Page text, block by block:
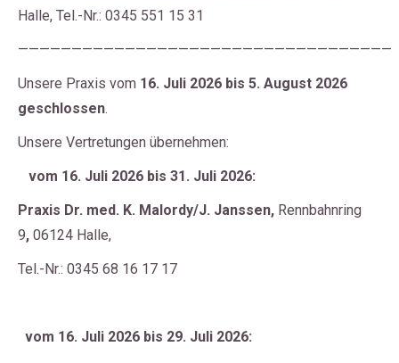
Halle, Tel.-Nr.: 0345 551 15 31
———————————————————————————————————
Unsere Praxis vom 16. Juli 2026 bis 5. August 2026
geschlossen.
Unsere Vertretungen übernehmen:
vom 16. Juli 2026 bis 31. Juli 2026:
Praxis Dr. med. K. Malordy/J. Janssen, Rennbahnring
9, 06124 Halle,
Tel.-Nr.: 0345 68 16 17 17
vom 16. Juli 2026 bis 29. Juli 2026: